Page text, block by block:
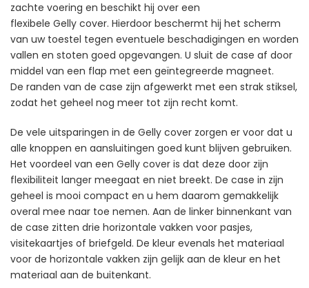
zachte voering en beschikt hij over een
flexibele Gelly cover. Hierdoor beschermt hij het scherm
van uw toestel tegen eventuele beschadigingen en worden
vallen en stoten goed opgevangen. U sluit de case af door
middel van een flap met een geïntegreerde magneet.
De randen van de case zijn afgewerkt met een strak stiksel,
zodat het geheel nog meer tot zijn recht komt.
De vele uitsparingen in de Gelly cover zorgen er voor dat u
alle knoppen en aansluitingen goed kunt blijven gebruiken.
Het voordeel van een Gelly cover is dat deze door zijn
flexibiliteit langer meegaat en niet breekt. De case in zijn
geheel is mooi compact en u hem daarom gemakkelijk
overal mee naar toe nemen. Aan de linker binnenkant van
de case zitten drie horizontale vakken voor pasjes,
visitekaartjes of briefgeld. De kleur evenals het materiaal
voor de horizontale vakken zijn gelijk aan de kleur en het
materiaal aan de buitenkant.